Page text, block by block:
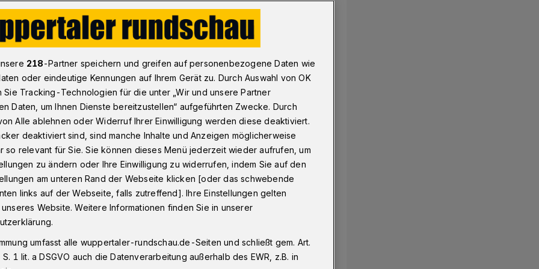
im Schauspiel Wuppertal
Duett für
Zeit
und leer. Was auch immer sie verödet
und Clov sitzen noch in ihrem
Samuel Becketts 80-Minüter
218-Partner speichern und greifen auf personenbezogene Daten wie
oder eindeutige Kennungen auf Ihrem Gerät zu. Durch Auswahl von OK
Sie Tracking-Technologien für die unter „Wir und unsere Partner
Daten, um Ihnen Dienste bereitzustellen“ aufgeführten Zwecke. Durch
Alle ablehnen oder Widerruf Ihrer Einwilligung werden diese deaktiviert.
deaktiviert sind, sind manche Inhalte und Anzeigen möglicherweise
so relevant für Sie. Sie können dieses Menü jederzeit wieder aufrufen, um
zu ändern oder Ihre Einwilligung zu widerrufen, indem Sie auf den
am unteren Rand der Webseite klicken [oder das schwebende
links auf der Webseite, falls zutreffend]. Ihre Einstellungen gelten
Website. Weitere Informationen finden Sie in unserer
umfasst alle wuppertaler-rundschau.de-Seiten und schließt gem. Art.
1 lit. a DSGVO auch die Datenverarbeitung außerhalb des EWR, z.B. in